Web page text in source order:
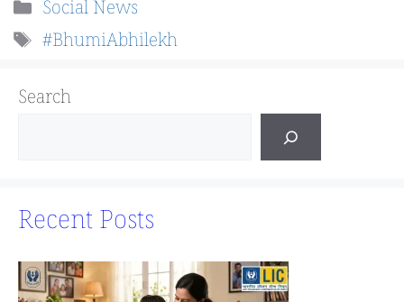
Categories
Social News
Tags
#BhumiAbhilekh
Search
Recent Posts